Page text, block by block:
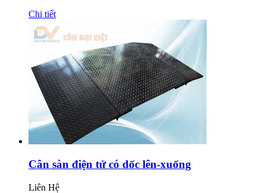
Chi tiết
Cân sàn điện tử có dốc lên-xuống
Liên Hệ